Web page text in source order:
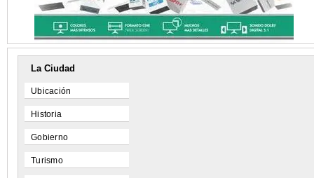
La Ciudad
Ubicación
Historia
Gobierno
Turismo